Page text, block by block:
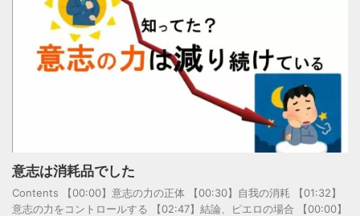
意志は消耗品でした
Contents 【00:00】意志の力の正体 【00:30】自我の消耗 【01:32】
意志の力をコントロールする 【02:47】結論、ピエロの場合 【00:00】